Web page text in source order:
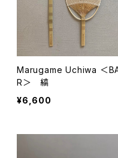
Marugame Uchiwa ＜
R＞ 縞
¥6,600